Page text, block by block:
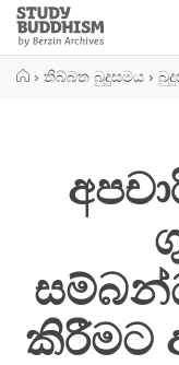
Close
Study
Buddhism
› තිබ්බත බුදුසමය ›
කිරීමට